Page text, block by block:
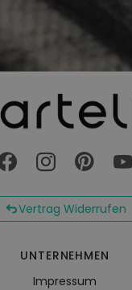
Vertrag Widerrufen
UNTERNEHMEN
Impressum